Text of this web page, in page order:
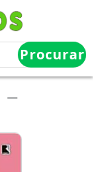
Procurar
—